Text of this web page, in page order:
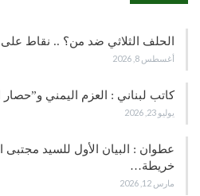
الحلف الثلاثي ضد من؟ .. نقاط
أغسطس 8, 2026
كاتب لبناني : العزم اليمني
يوليو 23, 2026
عطوان : البيان الأول للسيد مجتبى
خريطة…
مارس 12, 2026